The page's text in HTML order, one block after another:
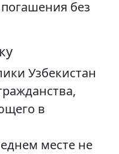
без
Узбекистан
в
месте не